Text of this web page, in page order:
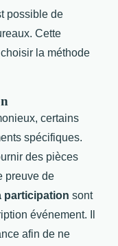
possible de
Cette
la méthode
certains
spécifiques.
des pièces
preuve de
participation sont
événement. Il
afin de ne